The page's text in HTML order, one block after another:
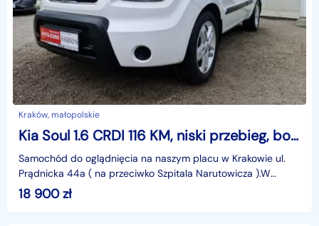
Kraków, małopolskie
Kia Soul 1.6 CRDI 116 KM, niski przebieg, bogata wersja, stan idealny!
Samochód do oglądnięcia na naszym placu w Krakowie ul.
Prądnicka 44a ( na przeciwko Szpitala Narutowicza ).W
ofercie około 130 samochodów na naszej stronie, adr
18 900zł